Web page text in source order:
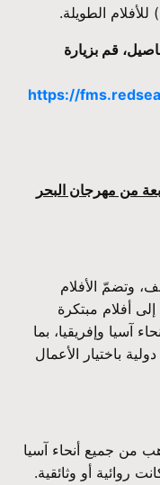
الطويلة.
قم بزيارة
https://
من مهرجان البحر
وتضمّ الأفلام
إلى أفلام مبتكرة
وإفريقيا، بما
باختيار الأعمال
60 دقيقة، لمواهب من جميع أنحاء آسيا
روائية أو وثائقية.